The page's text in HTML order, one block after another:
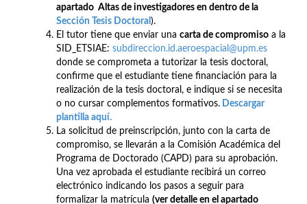
apartado Altas de investigadores en dentro de la
Sección Tesis Doctoral ).
El tutor tiene que enviar una carta de compromiso a la
SID_ETSIAE: subdireccion.id.aeroespacial@upm.es
donde se comprometa a tutorizar la tesis doctoral,
confirme que el estudiante tiene financiación para la
realización de la tesis doctoral, e indique si se necesita
o no cursar complementos formativos. Descargar
plantilla aquí.
La solicitud de preinscripción, junto con la carta de
compromiso, se llevarán a la Comisión Académica del
Programa de Doctorado (CAPD) para su aprobación.
Una vez aprobada el estudiante recibirá un correo
electrónico indicando los pasos a seguir para
formalizar la matrícula (ver detalle en el apartado